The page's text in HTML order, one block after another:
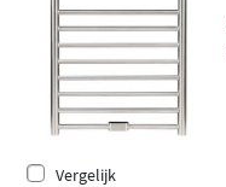
Vergelijk